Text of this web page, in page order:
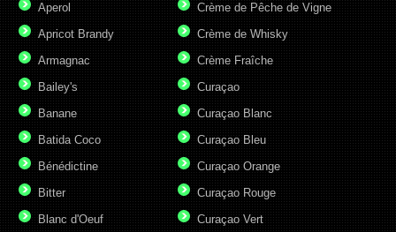
Aperol
Apricot Brandy
Armagnac
Bailey's
Banane
Batida Coco
Bénédictine
Bitter
Blanc d'Oeuf
Crème de Pêche de Vigne
Crème de Whisky
Crème Fraîche
Curaçao
Curaçao Blanc
Curaçao Bleu
Curaçao Orange
Curaçao Rouge
Curaçao Vert